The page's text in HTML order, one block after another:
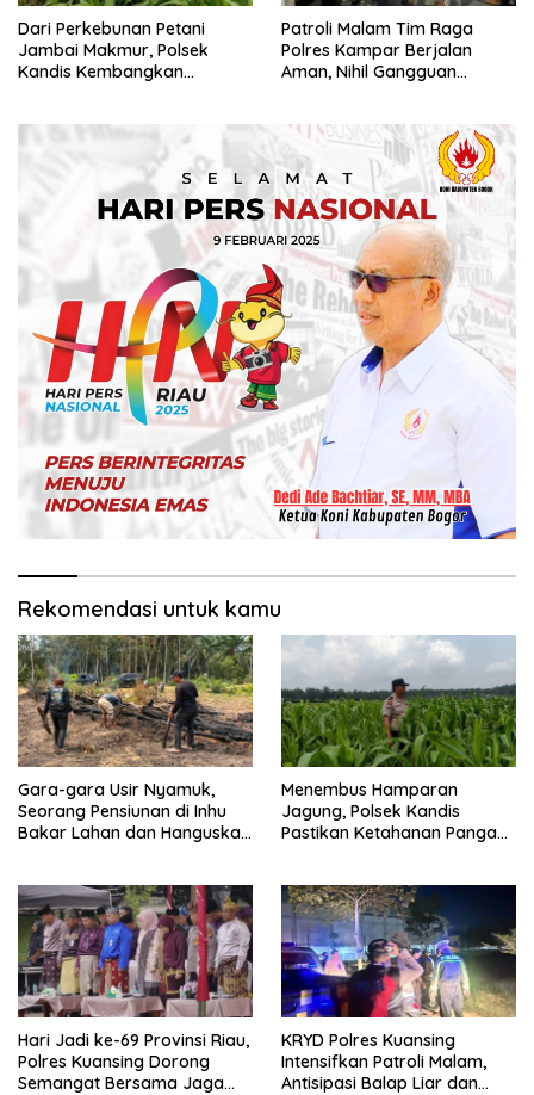
Dari Perkebunan Petani
Jambai Makmur, Polsek
Kandis Kembangkan
Patroli Malam Tim Raga
Polres Kampar Berjalan
Aman, Nihil Gangguan
Rekomendasi untuk kamu
Gara-gara Usir Nyamuk,
Seorang Pensiunan di Inhu
Bakar Lahan dan Hanguskan
Menembus Hamparan
Jagung, Polsek Kandis
Pastikan Ketahanan Pangan
Hari Jadi ke-69 Provinsi Riau,
Polres Kuansing Dorong
Semangat Bersama Jaga
KRYD Polres Kuansing
Intensifkan Patroli Malam,
Antisipasi Balap Liar dan